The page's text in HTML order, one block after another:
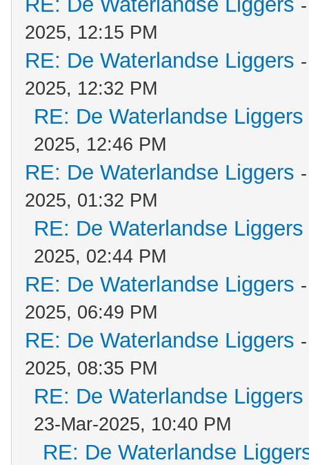
2025, 12:15 PM
RE: De Waterlandse Liggers
2025, 12:32 PM
RE: De Waterlandse Liggers
2025, 12:46 PM
RE: De Waterlandse Liggers
2025, 01:32 PM
RE: De Waterlandse Liggers
2025, 02:44 PM
RE: De Waterlandse Liggers
2025, 06:49 PM
RE: De Waterlandse Liggers
2025, 08:35 PM
RE: De Waterlandse Liggers
23-Mar-2025, 10:40 PM
RE: De Waterlandse